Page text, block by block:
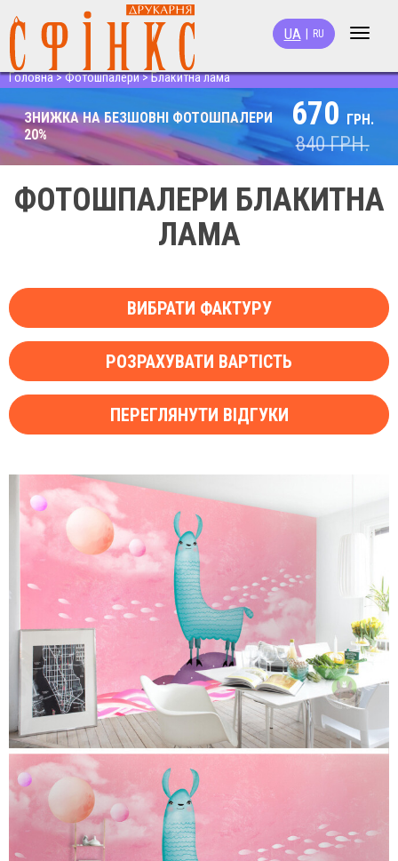
Toggle
UA RU
Головна>Фотошпалери>Блакитна лама
ЗНИЖКА НА БЕЗШОВНІ ФОТОШПАЛЕРИ
20%
670 ГРН.
840ГРН.
ФОТОШПАЛЕРИ БЛАКИТНА
ЛАМА
ВИБРАТИ ФАКТУРУ
РОЗРАХУВАТИ ВАРТІСТЬ
ПЕРЕГЛЯНУТИ ВІДГУКИ